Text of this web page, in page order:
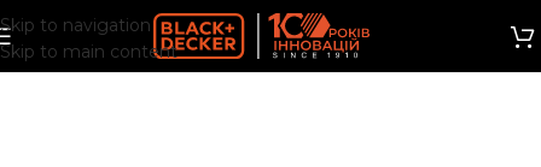
Skip to navigation
Skip to main content